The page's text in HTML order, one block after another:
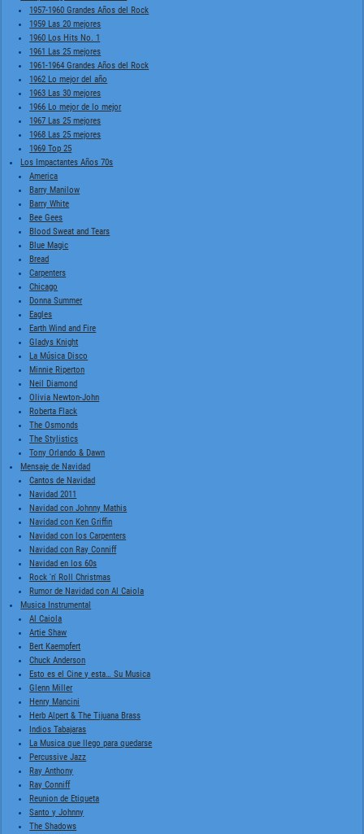
1957-1960 Grandes Años del Rock
1959 Las 20 mejores
1960 Los Hits No. 1
1961 Las 25 mejores
1961-1964 Grandes Años del Rock
1962 Lo mejor del año
1963 Las 30 mejores
1966 Lo mejor de lo mejor
1967 Las 25 mejores
1968 Las 25 mejores
1969 Top 25
Los Impactantes Años 70s
America
Barry Manilow
Barry White
Bee Gees
Blood Sweat and Tears
Blue Magic
Bread
Carpenters
Chicago
Donna Summer
Eagles
Earth Wind and Fire
Gladys Knight
La Música Disco
Minnie Riperton
Neil Diamond
Olivia Newton-John
Roberta Flack
The Osmonds
The Stylistics
Tony Orlando & Dawn
Mensaje de Navidad
Cantos de Navidad
Navidad 2011
Navidad con Johnny Mathis
Navidad con Ken Griffin
Navidad con los Carpenters
Navidad con Ray Conniff
Navidad en los 60s
Rock 'n' Roll Christmas
Rumor de Navidad con Al Caiola
Musica Instrumental
Al Caiola
Artie Shaw
Bert Kaempfert
Chuck Anderson
Esto es el Cine y esta… Su Musica
Glenn Miller
Henry Mancini
Herb Alpert & The Tijuana Brass
Indios Tabajaras
La Musica que llego para quedarse
Percussive Jazz
Ray Anthony
Ray Conniff
Reunion de Etiqueta
Santo y Johnny
The Shadows